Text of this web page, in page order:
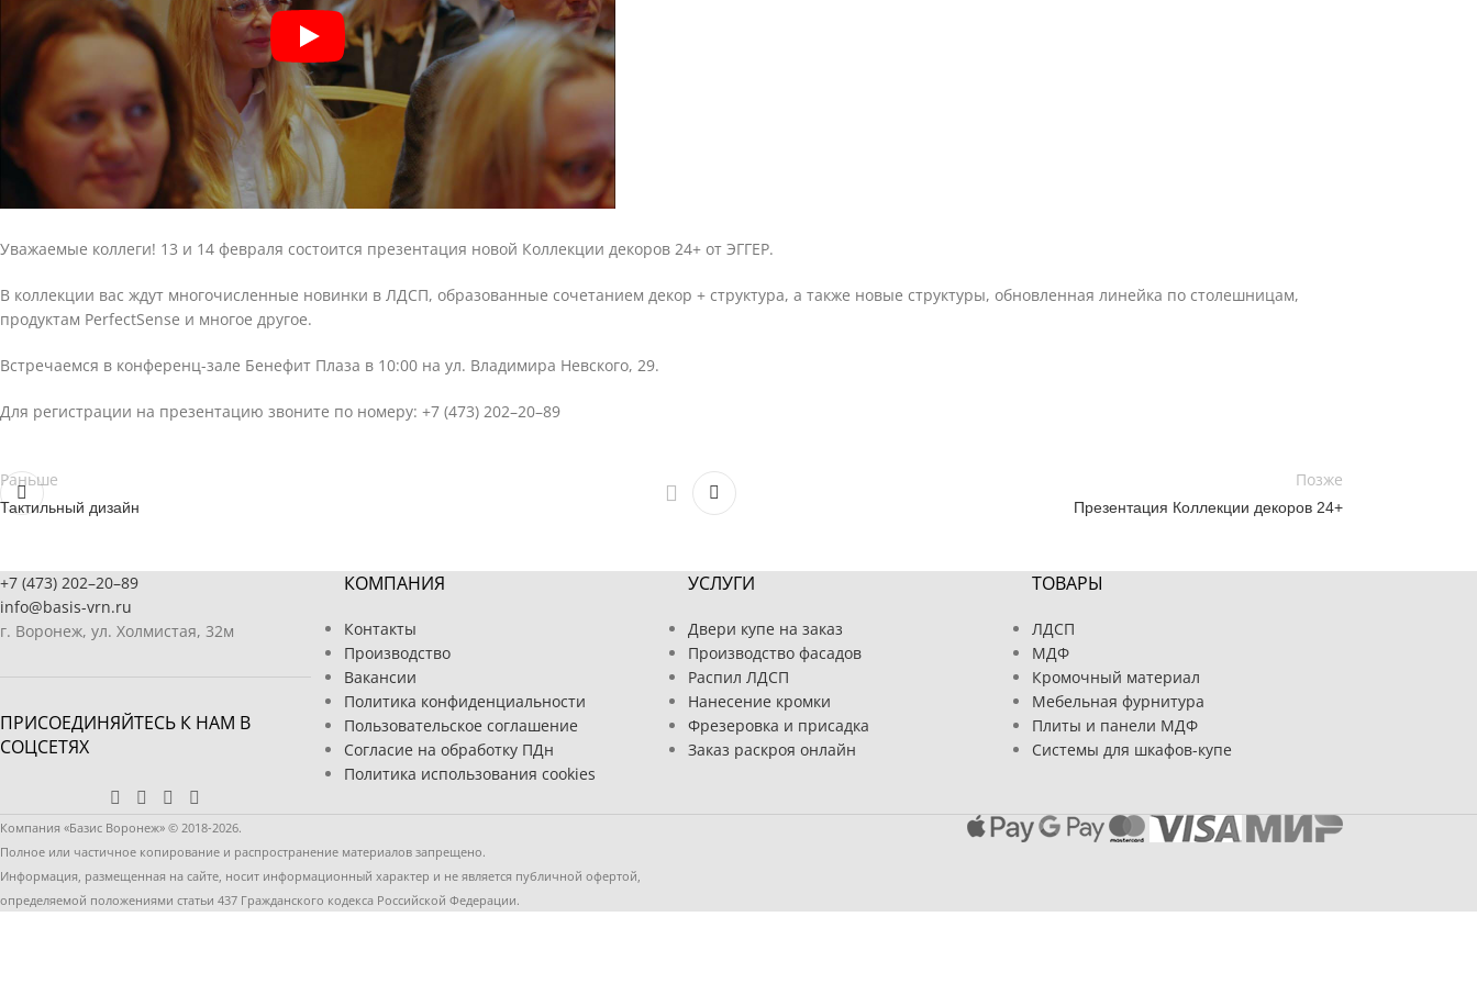
Уважаемые коллеги! 13 и 14 февраля состоится презентация новой Коллекции декоров 24+ от ЭГГЕР.
В коллекции вас ждут многочисленные новинки в ЛДСП, образованные сочетанием декор + структура, а также новые структуры, обновленная линейка по столешницам,
продуктам PerfectSense и многое другое.
Встречаемся в конференц-зале Бенефит Плаза в 10:00 на ул. Владимира Невского, 29.
Для регистрации на презентацию звоните по номеру: +7 (473) 202–20–89
Раньше
Тактильный дизайн
Позже
Презентация Коллекции декоров 24+
+7 (473) 202–20–89
info@basis-vrn.ru
г. Воронеж, ул. Холмистая, 32м
ПРИСОЕДИНЯЙТЕСЬ К НАМ В
СОЦСЕТЯХ
КОМПАНИЯ
Контакты
Производство
Вакансии
Политика конфиденциальности
Пользовательское соглашение
Согласие на обработку ПДн
Политика использования cookies
УСЛУГИ
Двери купе на заказ
Производство фасадов
Распил ЛДСП
Нанесение кромки
Фрезеровка и присадка
Заказ раскроя онлайн
ТОВАРЫ
ЛДСП
МДФ
Кромочный материал
Мебельная фурнитура
Плиты и панели МДФ
Системы для шкафов-купе
Компания «Базис Воронеж» © 2018-2026.
Полное или частичное копирование и распространение материалов запрещено.
Информация, размещенная на сайте, носит информационный характер и не является публичной офертой,
определяемой положениями статьи 437 Гражданского кодекса Российской Федерации.